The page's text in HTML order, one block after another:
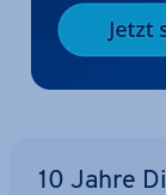
10 Jahre